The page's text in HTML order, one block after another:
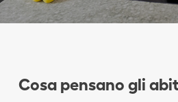
Cosa pensano gli